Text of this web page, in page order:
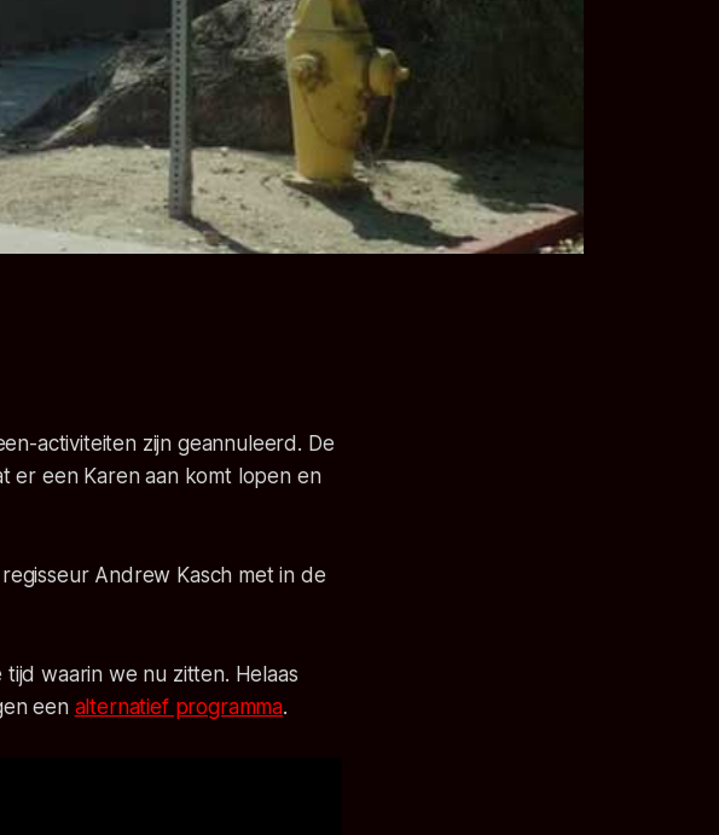
activiteiten zijn geannuleerd. De
er een Karen aan komt lopen en
Andrew Kasch met in de
waarin we nu zitten. Helaas
een alternatief programma.